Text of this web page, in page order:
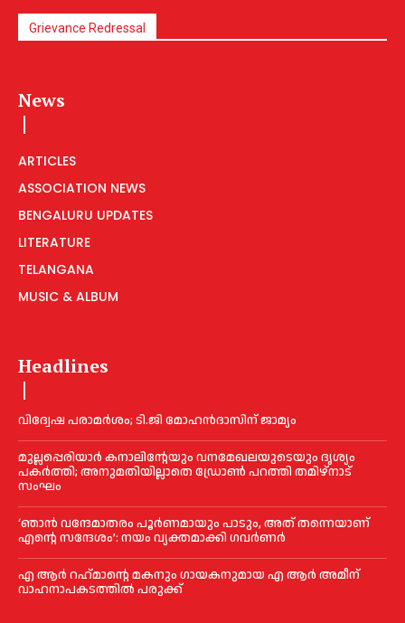
Grievance Redressal
News
ARTICLES
ASSOCIATION NEWS
BENGALURU UPDATES
LITERATURE
TELANGANA
MUSIC & ALBUM
Headlines
വിദ്വേഷ പരാമര്‍ശം; ടി.ജി മോഹന്‍ദാസിന് ജാമ്യം
മുല്ലപ്പെരിയാര്‍ കനാലിൻ്റേയും വനമേഖലയുടെയും ദൃശ്യം
പകര്‍ത്തി; അനുമതിയില്ലാതെ ഡ്രോണ്‍ പറത്തി തമിഴ്നാട്
സംഘം
‘ഞാൻ വന്ദേമാതരം പൂര്‍ണമായും പാടും, അത് തന്നെയാണ്
എന്റെ സന്ദേശം’: നയം വ്യക്തമാക്കി ഗവര്‍ണര്‍
എ ആര്‍ റഹ്‌മാന്റെ മകനും ഗായകനുമായ എ ആര്‍ അമീന്
വാഹനാപകടത്തില്‍ പരുക്ക്